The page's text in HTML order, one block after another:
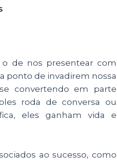
de nos presentear com
ponto de invadirem nossa
convertendo em parte
roda de conversa ou
eles ganham vida e
ao sucesso, como